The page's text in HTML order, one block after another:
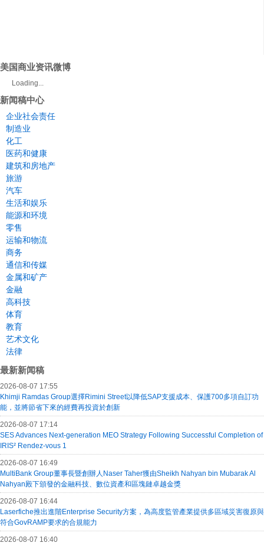
美国商业资讯微博
Loading...
新闻稿中心
企业社会责任
制造业
化工
医药和健康
建筑和房地产
旅游
汽车
生活和娱乐
能源和环境
零售
运输和物流
商务
通信和传媒
金属和矿产
金融
高科技
体育
教育
艺术文化
法律
最新新闻稿
2026-08-07 17:55
Khimji Ramdas Group選擇Rimini Street以降低SAP支援成本、保護700多項自訂功
能，並將節省下來的經費再投資於創新
2026-08-07 17:14
SES Advances Next-generation MEO Strategy Following Successful Completion of
IRIS² Rendez-vous 1
2026-08-07 16:49
MultiBank Group董事長暨創辦人Naser Taher獲由Sheikh Nahyan bin Mubarak Al
Nahyan殿下頒發的金融科技、數位資產和區塊鏈卓越金獎
2026-08-07 16:44
Laserfiche推出進階Enterprise Security方案，為高度監管產業提供多區域災害復原與
符合GovRAMP要求的合規能力
2026-08-07 16:40